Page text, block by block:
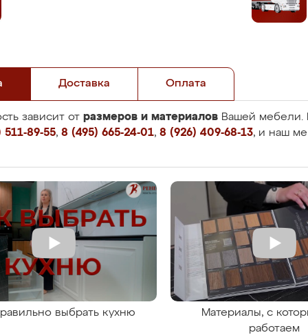
Доставка Оплата
зависит от размеров и материалов Вашей мебели.
89-55, 8 (495) 665-24-01, 8 (926) 409-68-13, и наш
выбрать кухню
Материалы, с
работаем